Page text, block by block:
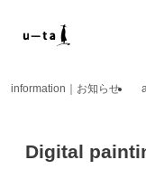
information｜お知らせ
Digital